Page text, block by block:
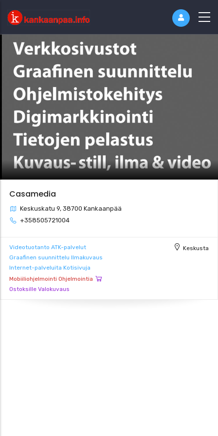
Casamedia
Keskuskatu 9, 38700 Kankaanpää
+358505721004
Videotuotanto ATK-palvelut
Graafinen suunnittelu Ilmakuvaus
Internet-palveluita Kotisivuja
Mobiiliohjelmointi Ohjelmointia
Ostoksille Valokuvaus
Keskusta